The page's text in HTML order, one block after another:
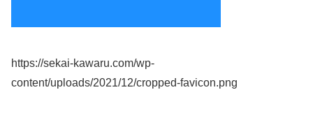
https://sekai-kawaru.com/wp-
content/uploads/2021/12/cropped-favicon.png